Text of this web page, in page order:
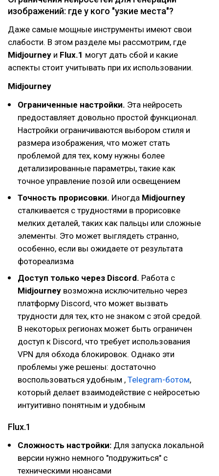
изображений: где у кого "узкие места"?
Даже самые мощные инструменты имеют свои
слабости. В этом разделе мы рассмотрим, где
Midjourney и Flux.1 могут дать сбой и какие
аспекты стоит учитывать при их использовании.
Midjourney
Ограниченные настройки. Эта нейросеть
предоставляет довольно простой функционал.
Настройки ограничиваются выбором стиля и
размера изображения, что может стать
проблемой для тех, кому нужны более
детализированные параметры, такие как
точное управление позой или освещением
Точность прорисовки. Иногда Midjourney
сталкивается с трудностями в прорисовке
мелких деталей, таких как пальцы или сложные
элементы. Это может выглядеть странно,
особенно, если вы ожидаете от результата
фотореализма
Доступ только через Discord. Работа с
Midjourney возможна исключительно через
платформу Discord, что может вызвать
трудности для тех, кто не знаком с этой средой.
В некоторых регионах может быть ограничен
доступ к Discord, что требует использования
VPN для обхода блокировок. Однако эти
проблемы уже решены: достаточно
воспользоваться удобным , Telegram-ботом,
который делает взаимодействие с нейросетью
интуитивно понятным и удобным
Flux.1
Сложность настройки: Для запуска локальной
версии нужно немного "подружиться" с
техническими нюансами